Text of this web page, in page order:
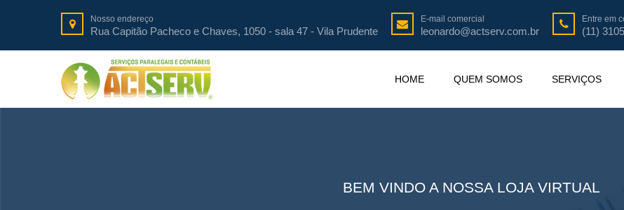
Nosso endereço
Rua Capitão Pacheco e Chaves, 1050 - sala 47 - Vila Prudente
E-mail comercial
leonardo@actserv.com.br
Entre em
(11)
HOME QUEM SOMOS SERVIÇOS
BEM VINDO A NOSSA LOJA VIRTUAL